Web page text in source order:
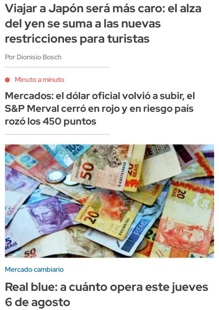
Viajar a Japón será más caro: el alza
del yen se suma a las nuevas
restricciones para turistas
Por Dionisio Bosch
Minuto a minuto
Mercados: el dólar oficial volvió a subir, el
S&P Merval cerró en rojo y en riesgo país
rozó los 450 puntos
Mercado cambiario
Real blue: a cuánto opera este jueves
6 de agosto